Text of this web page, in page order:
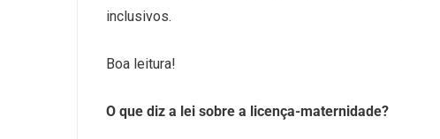
inclusivos.
Boa leitura!
O que diz a lei sobre a licença-maternidade?